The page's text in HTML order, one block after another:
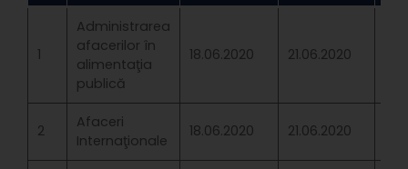
1
Administrarea
afacerilor în
alimentaţia
publică
18.06.2020 21.06.2020
2
Afaceri
Internaţionale
18.06.2020 21.06.2020